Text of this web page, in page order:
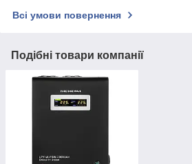
Всі умови повернення
Подібні товари компанії